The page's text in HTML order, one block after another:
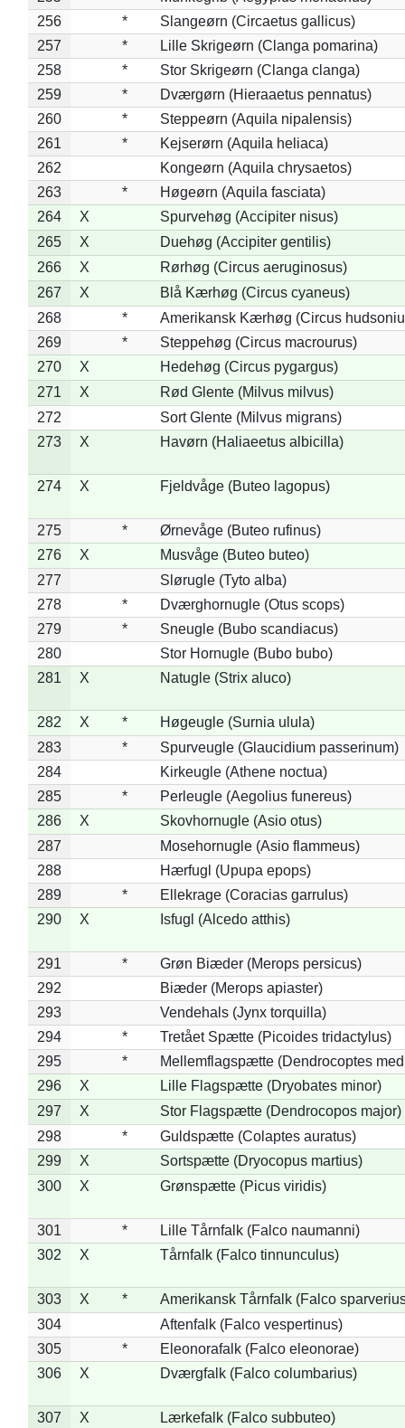
256
*
Slangeørn (Circaetus gallicus)
257
*
Lille Skrigeørn (Clanga pomarina)
258
*
Stor Skrigeørn (Clanga clanga)
259
*
Dværgørn (Hieraaetus pennatus)
260
*
Steppeørn (Aquila nipalensis)
261
*
Kejserørn (Aquila heliaca)
262
Kongeørn (Aquila chrysaetos)
263
*
Høgeørn (Aquila fasciata)
264
X
Spurvehøg (Accipiter nisus)
265
X
Duehøg (Accipiter gentilis)
266
X
Rørhøg (Circus aeruginosus)
267
X
Blå Kærhøg (Circus cyaneus)
268
*
Amerikansk Kærhøg (Circus
269
*
Steppehøg (Circus macrourus)
270
X
Hedehøg (Circus pygargus)
271
X
Rød Glente (Milvus milvus)
272
Sort Glente (Milvus migrans)
273
X Havørn (Haliaeetus albicilla)
274 X Fjeldvåge (Buteo lagopus)
275 *
Ørnevåge (Buteo rufinus)
276
X
Musvåge (Buteo buteo)
277
Slørugle (Tyto alba)
278
*
Dværghornugle (Otus scops)
279
*
Sneugle (Bubo scandiacus)
280
Stor Hornugle (Bubo bubo)
281
X Natugle (Strix aluco)
282 X *
Høgeugle (Surnia ulula)
283
*
Spurveugle (Glaucidium passerinum)
284
Kirkeugle (Athene noctua)
285
*
Perleugle (Aegolius funereus)
286
X
Skovhornugle (Asio otus)
287
Mosehornugle (Asio flammeus)
288
Hærfugl (Upupa epops)
289
*
Ellekrage (Coracias garrulus)
290
X Isfugl (Alcedo atthis)
291 *
Grøn Biæder (Merops persicus)
292
Biæder (Merops apiaster)
293
Vendehals (Jynx torquilla)
294
*
Tretået Spætte (Picoides tridactylus)
295
*
Mellemflagspætte (Dendrocoptes
296
X
Lille Flagspætte (Dryobates minor)
297
X
Stor Flagspætte (Dendrocopos major)
298
*
Guldspætte (Colaptes auratus)
299
X
Sortspætte (Dryocopus martius)
300
X Grønspætte (Picus viridis)
301 *
Lille Tårnfalk (Falco naumanni)
302
X Tårnfalk (Falco tinnunculus)
303 X *
Amerikansk Tårnfalk (Falco
304
Aftenfalk (Falco vespertinus)
305
*
Eleonorafalk (Falco eleonorae)
306
X Dværgfalk (Falco columbarius)
307 X Lærkefalk (Falco subbuteo)